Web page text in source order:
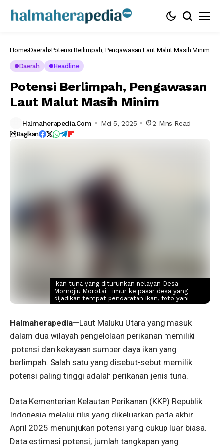
Home Daerah Potensi Berlimpah, Pengawasan Laut Malut Masih Minim
Daerah Headline
Potensi Berlimpah, Pengawasan
Laut Malut Masih Minim
Halmaherapedia.com Mei 5, 2025 2 Mins Read
Bagikan
Ikan tuna yang diturunkan nelayan Desa
Momojiu Morotai Timur ke pasar desa yang
dijadikan tempat pendaratan ikan, foto yani
Halmaherapedia—Laut Maluku Utara yang masuk
dalam dua wilayah pengelolaan perikanan memiliki
potensi dan kekayaan sumber daya ikan yang
berlimpah. Salah satu yang disebut-sebut memiliki
potensi paling tinggi adalah perikanan jenis tuna.
Data Kementerian Kelautan Perikanan (KKP) Republik
Indonesia melalui rilis yang dikeluarkan pada akhir
April 2025 menunjukan potensi yang cukup luar biasa.
Data estimasi potensi, jumlah tangkapan yang